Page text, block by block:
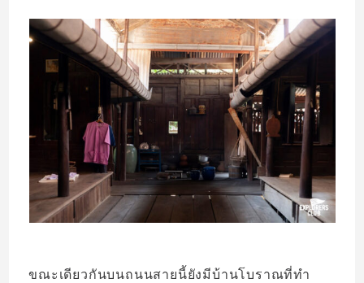
ขณะเดียวกันบนถนนสายนี้ยังมีบ้านโบราณที่ทำ